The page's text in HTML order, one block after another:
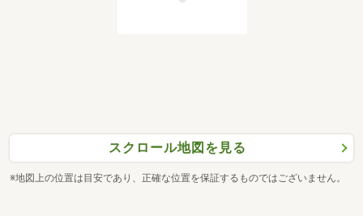
スクロール地図を見る
※地図上の位置は目安であり、正確な位置を保証するものではございません。